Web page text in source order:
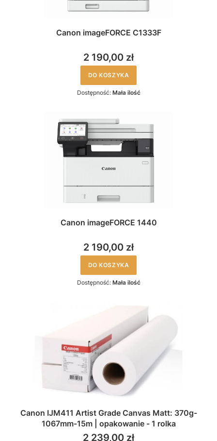
Canon imageFORCE C1333F
2 190,00 zł
DO KOSZYKA
Dostępność: Mała ilość
Canon imageFORCE 1440
2 190,00 zł
DO KOSZYKA
Dostępność: Mała ilość
Canon IJM411 Artist Grade Canvas Matt: 370g-
1067mm-15m | opakowanie - 1 rolka
2 239,00 zł